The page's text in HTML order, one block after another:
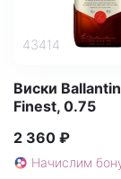
43414
Виски
Finest, 0.75
2 360 ₽
Начислим